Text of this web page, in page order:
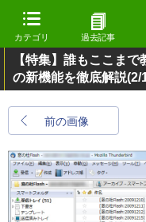
カテゴリ 過去記事
【特集】誰もここま
の新機能を徹底解説(2/
前の画像